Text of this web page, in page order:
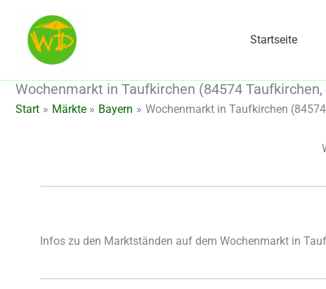
springen
Startseite
Wochenmarkt in Taufkirchen (84574 Taufkirchen,
Start Märkte Bayern Wochenmarkt in Taufkirchen
Infos zu den Marktständen auf dem Wochenmarkt in